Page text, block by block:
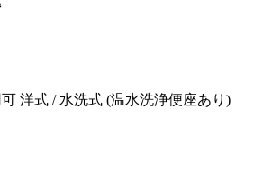
洋式 / 水洗式 (温水洗浄便座あり)